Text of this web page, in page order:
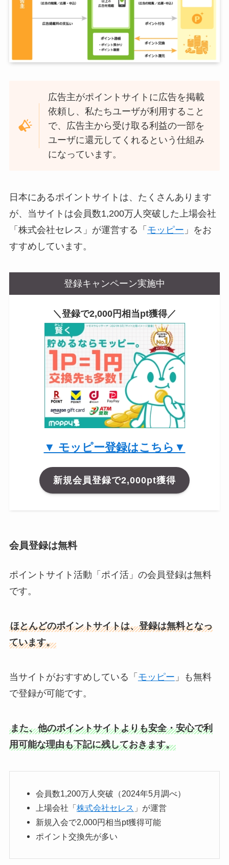
広告主がポイントサイトに広告を掲載
依頼し、私たちユーザが利用すること
で、広告主から受け取る利益の一部を
ユーザに還元してくれるという仕組み
になっています。
日本にあるポイントサイトは、たくさんあります
が、当サイトは会員数1,200万人突破した上場会社
「株式会社セレス」が運営する「 モッピー 」をお
すすめしています。
登録キャンペーン実施中
＼登録で2,000円相当pt獲得／
▼ モッピー登録はこちら▼
新規会員登録で2,000pt獲得
会員登録は無料
ポイントサイト活動「ポイ活」の会員登録は無料
です。
ほとんどのポイントサイトは、登録は無料となっ
ています。
当サイトがおすすめしている「 モッピー 」も無料
で登録が可能です。
また、他のポイントサイトよりも安全・安心で利
用可能な理由も下記に残しておきます。
会員数1,200万人突破（2024年5月調べ）
上場会社「株式会社セレス 」が運営
新規入会で2,000円相当pt獲得可能
ポイント交換先が多い